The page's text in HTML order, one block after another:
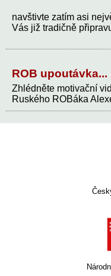
navštivte zatím asi
Vás již tradičně
ROB upoutávka...
Zhlédněte motivační
Ruského ROBáka